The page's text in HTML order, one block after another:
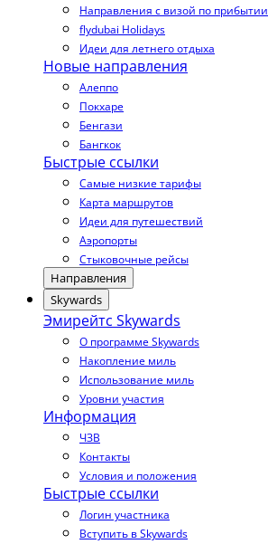
Направления с визой по прибытии
flydubai Holidays
Идеи для летнего отдыха
Новые направления
Алеппо
Покхаре
Бенгази
Бангкок
Быстрые ссылки
Самые низкие тарифы
Карта маршрутов
Идеи для путешествий
Аэропорты
Стыковочные рейсы
Направления
Skywards
Эмирейтс Skywards
О программе Skywards
Накопление миль
Использование миль
Уровни участия
Информация
ЧЗВ
Контакты
Условия и положения
Быстрые ссылки
Логин участника
Вступить в Skywards